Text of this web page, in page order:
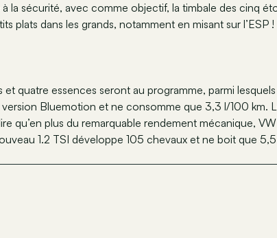
la sécurité, avec comme objectif, la timbale des cinq
plats dans les grands, notamment en misant sur l’ESP !
et quatre essences seront au programme, parmi
Bluemotion et ne consomme que 3,3 l/100 km.
qu’en plus du remarquable rendement mécanique,
1.2 TSI développe 105 chevaux et ne boit que